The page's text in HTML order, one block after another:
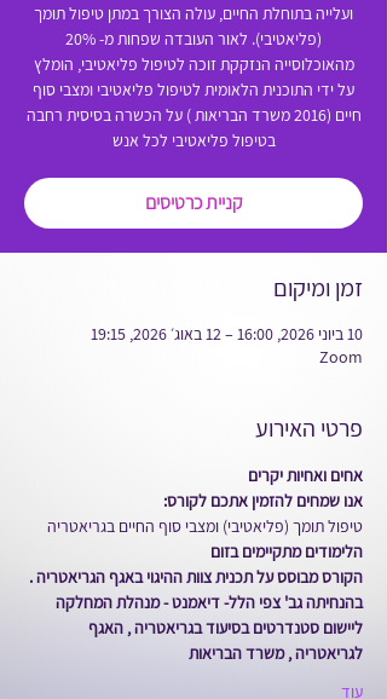
ועלייה בתוחלת החיים, עולה הצורך במתן טיפול תומך
(פליאטיבי). לאור העובדה שפחות מ- 20%
מהאוכלוסייה הנזקקת זוכה לטיפול פליאטיבי, הומלץ
על ידי התוכנית הלאומית לטיפול פליאטיבי ומצבי סוף
חיים (2016 משרד הבריאות ) על הכשרה בסיסית רחבה
בטיפול פליאטיבי לכל אנש
קניית כרטיסים
זמן ומיקום
10 ביוני 2026, 16:00 – 12 באוג׳ 2026, 19:15
Zoom
פרטי האירוע
אחים ואחיות יקרים
אנו שמחים להזמין אתכם לקורס:
טיפול תומך (פליאטיבי) ומצבי סוף החיים בגריאטריה
הלימודים מתקיימים בזום
הקורס מבוסס על תכנית צוות ההיגוי באגף הגריאטריה .
בהנחיתה גב' צפי הלל- דיאמנט - מנהלת המחלקה
ליישום סטנדרטים בסיעוד בגריאטריה , האגף
לגריאטריה , משרד הבריאות
עוד